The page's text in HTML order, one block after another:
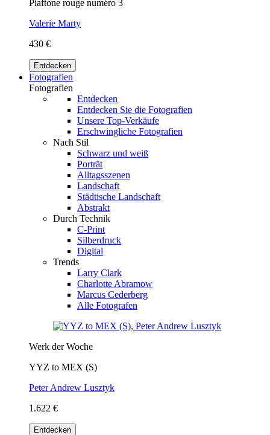
Piaftone rouge numéro 3
Valerie Marty
430 €
Entdecken
Fotografien
Fotografien
Entdecken
Entdecken Sie die Fotografien
Unsere Top-Verkäufe
Erschwingliche Fotografien
Nach Stil
Schwarz und weiß
Porträt
Alltagsszenen
Landschaft
Städtische Landschaft
Abstrakt
Durch Technik
C-Print
Silberdruck
Digital
Trends
Larry Clark
Charlotte Abramow
Marcus Cederberg
Alle Fotografen
Werk der Woche
YYZ to MEX (S)
Peter Andrew Lusztyk
1.622 €
Entdecken